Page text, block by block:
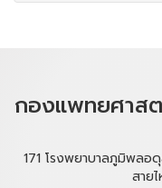
กองแพทยศาส
171 โรงพยาบาลภูมิพลอ
สาย